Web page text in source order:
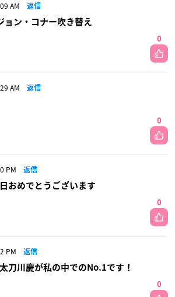
AM 返信
ョン・コナー吹き替え
0
AM 返信
0
PM 返信
おめでとうございます
0
PM 返信
刀川慶が私の中でのNo.1です！
0